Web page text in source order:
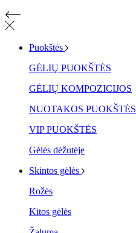
Puokštės
GĖLIŲ PUOKŠTĖS
GĖLIŲ KOMPOZICIJOS
NUOTAKOS PUOKŠTĖS
VIP PUOKŠTĖS
Gėlės dėžutėje
Skintos gėlės
Rožės
Kitos gėlės